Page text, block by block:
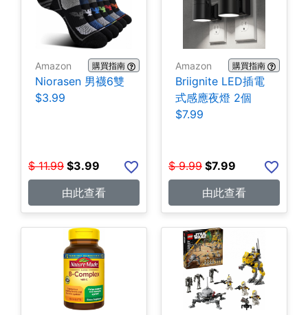
Amazon 購買指南
Niorasen 男襪6雙
$3.99
$ 11.99 $3.99
由此查看
Amazon 購買指南
Briignite LED插電
式感應夜燈 2個
$7.99
$ 9.99 $7.99
由此查看